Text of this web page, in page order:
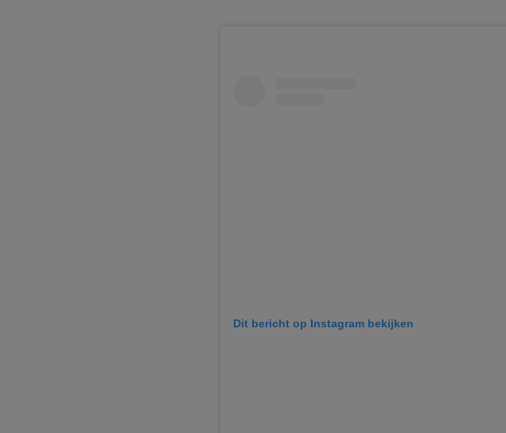
Dit bericht op Instagram bekijken